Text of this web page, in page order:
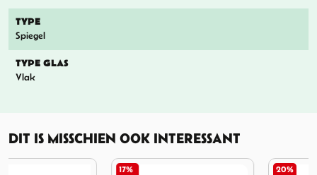
TYPE
Spiegel
TYPE GLAS
Vlak
DIT IS MISSCHIEN OOK INTERESSANT